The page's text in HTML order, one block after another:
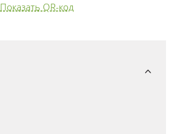
Показать QR-код